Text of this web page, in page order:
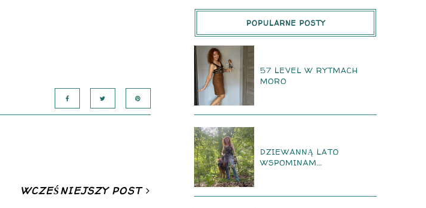
WCZEŚNIEJSZY POST
POPULARNE POSTY
57 LEVEL W RYTMACH
MORO
DZIEWANNĄ LATO
WSPOMINAM...